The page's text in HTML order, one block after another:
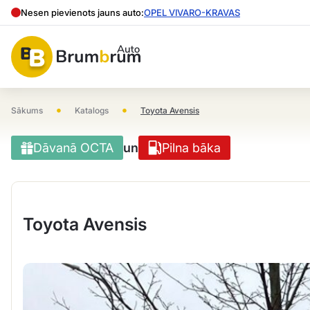
Nesen pievienots jauns auto:OPEL VIVARO-KRAVAS
Sākums • Katalogs • Toyota Avensis
Dāvanā OCTA un Pilna bāka
Toyota Avensis